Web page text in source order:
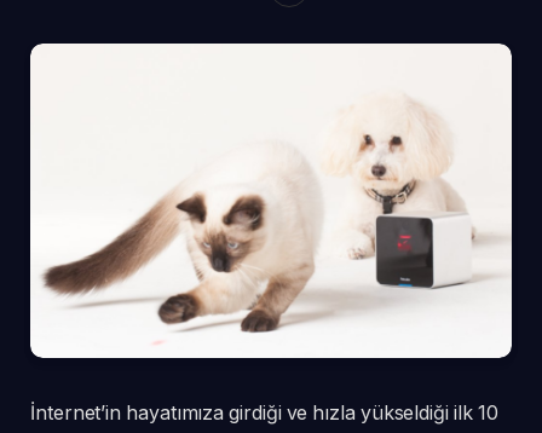
İnternet’in hayatımıza girdiği ve hızla yükseldiği ilk 10